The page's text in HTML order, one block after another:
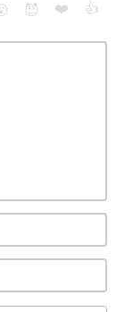
😈 ❤️ 👍